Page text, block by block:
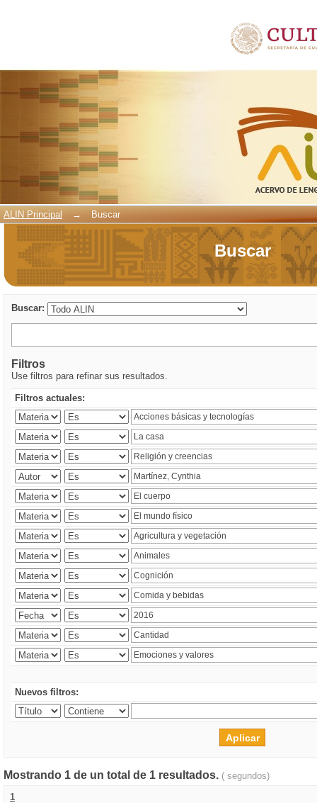
ALIN Principal → Buscar
Buscar
Buscar:
Filtros
Use filtros para refinar sus resultados.
Filtros actuales:
Nuevos filtros:
Mostrando 1 de un total de 1 resultados. ( segundos)
1